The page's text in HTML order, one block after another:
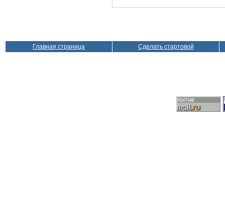
Главная страница Сделать стартовой